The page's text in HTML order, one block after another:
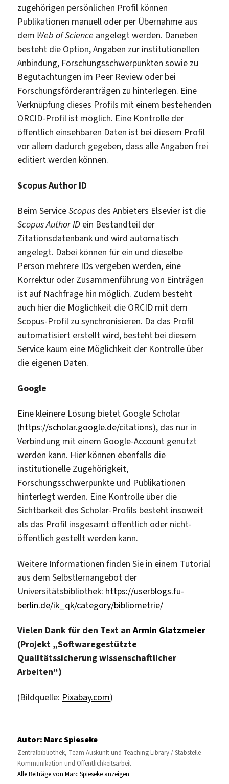
zugehörigen persönlichen Profil können
Publikationen manuell oder per Übernahme aus
dem Web of Science angelegt werden. Daneben
besteht die Option, Angaben zur institutionellen
Anbindung, Forschungsschwerpunkten sowie zu
Begutachtungen im Peer Review oder bei
Forschungsförderanträgen zu hinterlegen. Eine
Verknüpfung dieses Profils mit einem bestehenden
ORCID-Profil ist möglich. Eine Kontrolle der
öffentlich einsehbaren Daten ist bei diesem Profil
vor allem dadurch gegeben, dass alle Angaben frei
editiert werden können.
Scopus Author ID
Beim ServiceScopus des Anbieters Elsevier ist die
Scopus Author ID ein Bestandteil der
Zitationsdatenbank und wird automatisch
angelegt. Dabei können für ein und dieselbe
Person mehrere IDs vergeben werden, eine
Korrektur oder Zusammenführung von Einträgen
ist auf Nachfrage hin möglich. Zudem besteht
auch hier die Möglichkeit die ORCID mit dem
Scopus-Profil zu synchronisieren. Da das Profil
automatisiert erstellt wird, besteht bei diesem
Service kaum eine Möglichkeit der Kontrolle über
die eigenen Daten.
Google
Eine kleinere Lösung bietet Google Scholar
(https://scholar.google.de/citations), das nur in
Verbindung mit einem Google-Account genutzt
werden kann. Hier können ebenfalls die
institutionelle Zugehörigkeit,
Forschungsschwerpunkte und Publikationen
hinterlegt werden. Eine Kontrolle über die
Sichtbarkeit des Scholar-Profils besteht insoweit
als das Profil insgesamt öffentlich oder nicht-
öffentlich gestellt werden kann.
Weitere Informationen finden Sie in einem Tutorial
aus dem Selbstlernangebot der
Universitätsbibliothek: https://userblogs.fu-
berlin.de/ik_qk/category/bibliometrie/
Vielen Dank für den Text anArmin Glatzmeier
(Projekt „Softwaregestützte
Qualitätssicherung wissenschaftlicher
Arbeiten“)
(Bildquelle: Pixabay.com)
Autor: Marc Spieseke
Zentralbibliothek, Team Auskunft und Teaching Library / Stabstelle
Kommunikation und Öffentlichkeitsarbeit
Alle Beiträge von Marc Spieseke anzeigen